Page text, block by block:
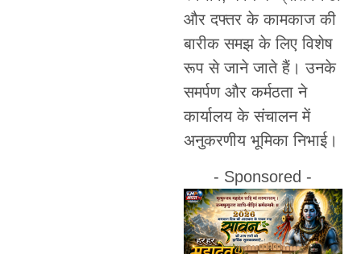
और दफ्तर के कामकाज की
बारीक समझ के लिए विशेष
रूप से जाने जाते हैं। उनके
समर्पण और कर्मठता ने
कार्यालय के संचालन में
अनुकरणीय भूमिका निभाई।
- Sponsored -